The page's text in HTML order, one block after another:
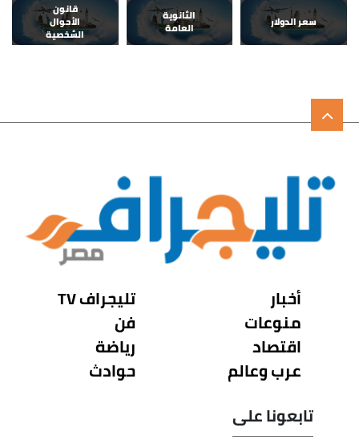
سعر الدولار
الثانوية
العامة
قانون
الأحوال
الشخصية
أخبار
منوعات
اقتصاد
عرب وعالم
تليجراف TV
فن
رياضة
حوادث
تابعونا على